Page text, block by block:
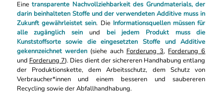
Einetransparente Nachvollziehbarkeit des Grundmaterials, der
darin beinhalteten Stoffe und der verwendeten Additive muss in
Zukunft gewährleistet sein. Die Informationsquellen müssen für
alle zugänglich sein und bei jedem Produkt muss die
Kunststoffsorte sowie die eingesetzten Stoffe und Additive
gekennzeichnet werden (siehe auch Forderung 3, Forderung 6
und Forderung 7). Dies dient der sichereren Handhabung entlang
der Produktionskette, dem Arbeitsschutz, dem Schutz von
Verbraucher*innen und einem besseren und saubereren
Recycling sowie der Abfallhandhabung.